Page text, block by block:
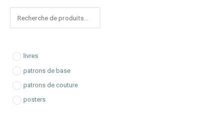
e
livres
patrons de base
patrons de couture
posters